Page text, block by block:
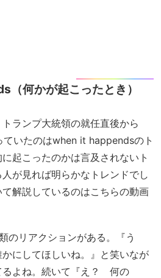
何かが起こったとき）
ランプ大統領の就任直後から
いたのはwhen it happendsのト
起こったのかは言及されないト
が見れば明らかなトレンドでし
解説しているのはこちらの動画
のリアクションがある。『う
にしてほしいね。』と笑いなが
るよね。続いて『え？ 何の